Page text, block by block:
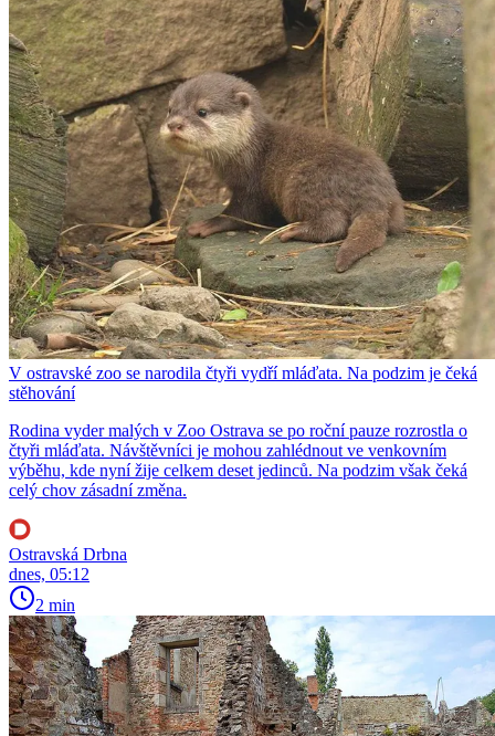
V ostravské zoo se narodila čtyři vydří mláďata. Na podzim je čeká
stěhování
Rodina vyder malých v Zoo Ostrava se po roční pauze rozrostla o
čtyři mláďata. Návštěvníci je mohou zahlédnout ve venkovním
výběhu, kde nyní žije celkem deset jedinců. Na podzim však čeká
celý chov zásadní změna.
Ostravská Drbna
dnes, 05:12
2 min